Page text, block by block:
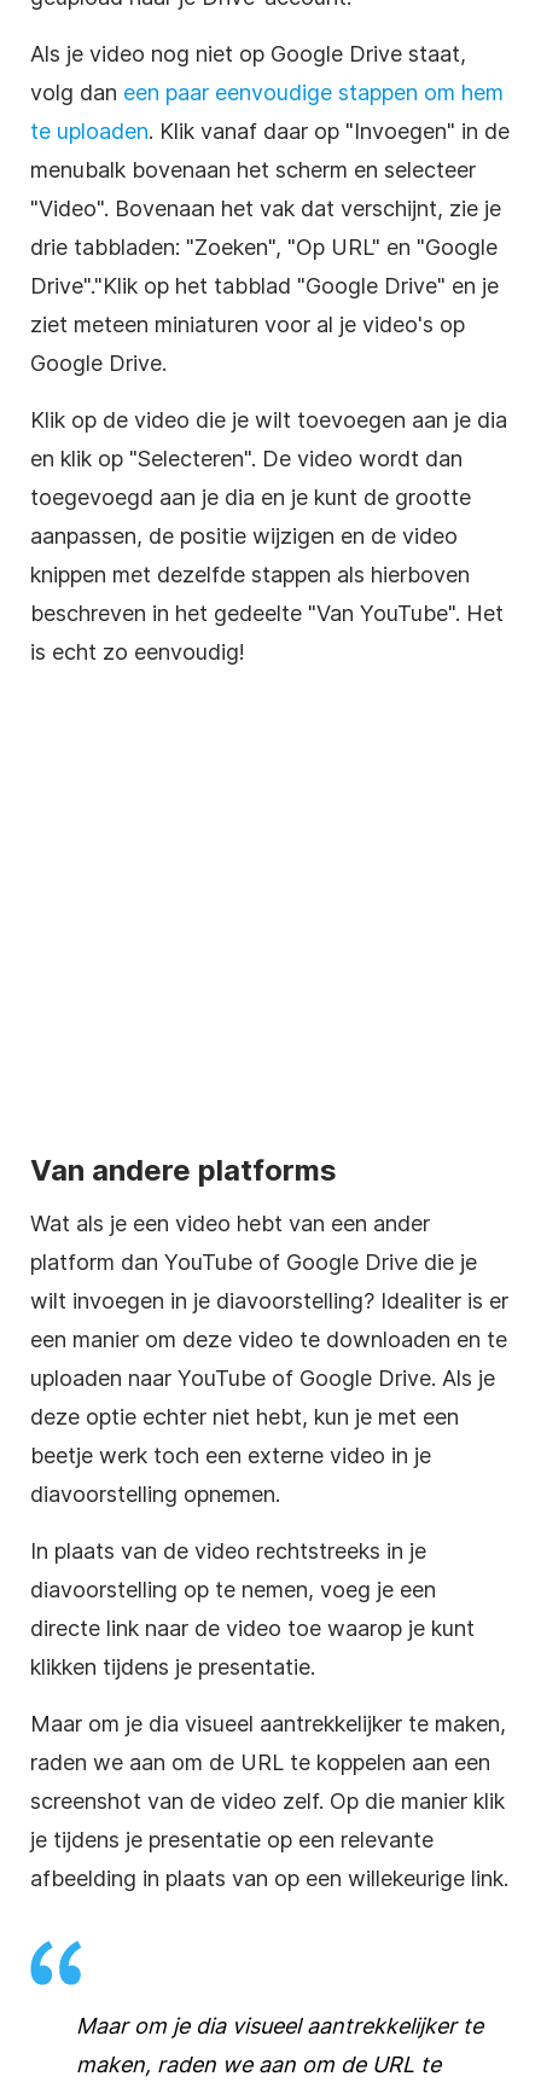
Als je video nog niet op Google Drive staat,
volg dan een paar eenvoudige stappen om hem
te uploaden. Klik vanaf daar op "Invoegen" in de
menubalk bovenaan het scherm en selecteer
"Video". Bovenaan het vak dat verschijnt, zie je
drie tabbladen: "Zoeken", "Op URL" en "Google
Drive"."Klik op het tabblad "Google Drive" en je
ziet meteen miniaturen voor al je video's op
Google Drive.
Klik op de video die je wilt toevoegen aan je dia
en klik op "Selecteren". De video wordt dan
toegevoegd aan je dia en je kunt de grootte
aanpassen, de positie wijzigen en de video
knippen met dezelfde stappen als hierboven
beschreven in het gedeelte "Van YouTube". Het
is echt zo eenvoudig!
Van andere platforms
Wat als je een video hebt van een ander
platform dan YouTube of Google Drive die je
wilt invoegen in je diavoorstelling? Idealiter is er
een manier om deze video te downloaden en te
uploaden naar YouTube of Google Drive. Als je
deze optie echter niet hebt, kun je met een
beetje werk toch een externe video in je
diavoorstelling opnemen.
In plaats van de video rechtstreeks in je
diavoorstelling op te nemen, voeg je een
directe link naar de video toe waarop je kunt
klikken tijdens je presentatie.
Maar om je dia visueel aantrekkelijker te maken,
raden we aan om de URL te koppelen aan een
screenshot van de video zelf. Op die manier klik
je tijdens je presentatie op een relevante
afbeelding in plaats van op een willekeurige link.
Maar om je dia visueel aantrekkelijker te
maken, raden we aan om de URL te